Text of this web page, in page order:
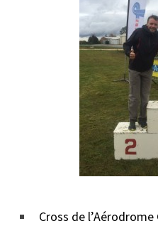
Cross de l’Aérodrome